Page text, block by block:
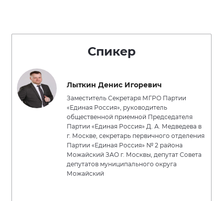
Спикер
Лыткин Денис Игоревич
Заместитель Секретаря МГРО Партии
«Единая Россия», руководитель
общественной приемной Председателя
Партии «Единая Россия» Д. А. Медведева в
г. Москве, секретарь первичного отделения
Партии «Единая Россия» № 2 района
Можайский ЗАО г. Москвы, депутат Совета
депутатов муниципального округа
Можайский